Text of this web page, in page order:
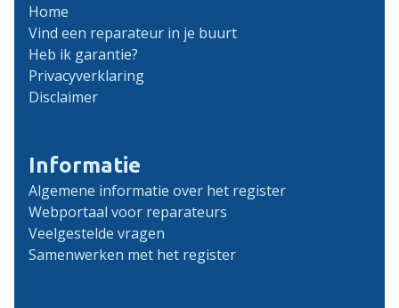
Home
Vind een reparateur in je buurt
Heb ik garantie?
Privacyverklaring
Disclaimer
Informatie
Algemene informatie over het register
Webportaal voor reparateurs
Veelgestelde vragen
Samenwerken met het register